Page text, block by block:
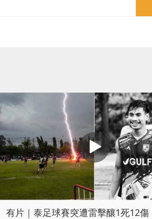
有片｜泰足球賽突遭雷擊釀1死12